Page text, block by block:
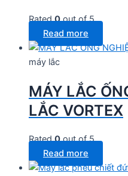
Rated0out of 5
Read more
máy lắc
MÁY LẮC
LẮC VORTEX
Rated0out of 5
Read more